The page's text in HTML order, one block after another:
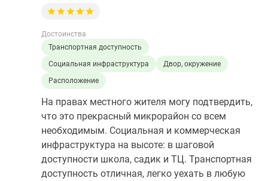
Достоинства
Транспортная доступность
Социальная инфраструктура
Двор, окружение
Расположение
На правах местного жителя могу подтвердить,
что это прекрасный микрорайон со всем
необходимым. Социальная и коммерческая
инфраструктура на высоте: в шаговой
доступности школа, садик и ТЦ. Транспортная
доступность отличная, легко уехать в любую